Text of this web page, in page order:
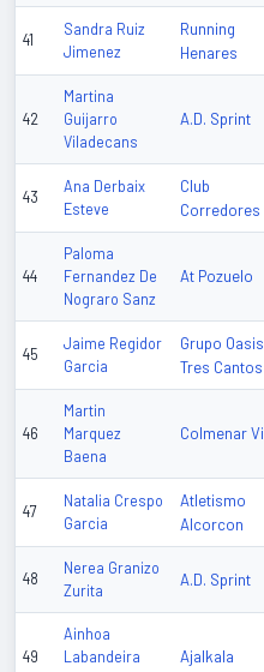
41
Sandra Ruiz
Jimenez
Running
Henares
42
Martina
Guijarro
Viladecans
A.D. Sprint
43
Ana Derbaix
Esteve
Club
Corredores
44
Paloma
Fernandez De
Nograro Sanz
At Pozuelo
45
Jaime Regidor
Garcia
Grupo Oasis
Tres Cantos
46
Martin
Marquez
Baena
Colmenar
47
Natalia Crespo
Garcia
Atletismo
Alcorcon
48
Nerea Granizo
Zurita
A.D. Sprint
49
Ainhoa
Labandeira
Ajalkala